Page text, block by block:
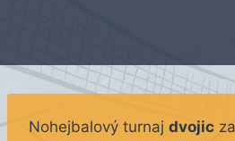
Nohejbalový turnaj dvojic